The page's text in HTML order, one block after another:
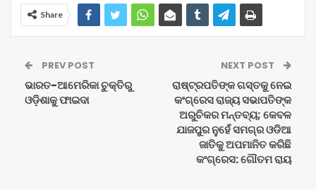
Share
PREV POST
ଭାରତ-ଆମେରିକା ଚୁକ୍ତିରୁ
ଓଡ଼ିଶାକୁ ଫାଇଦା
NEXT POST
ରାଷ୍ଟ୍ରପତିଙ୍କ ଗସ୍ତକୁ ନେଇ
କଂଗ୍ରେସ ରାଜ୍ୟ ସଭାପତିଙ୍କ
ଅରୁଚିକର ମନ୍ତବ୍ୟ; କେବଳ
ଯାଜପୁର ନୁହେଁ ସମଗ୍ର ଓଡିଆ
ଜାତିକୁ ଅପମାନିତ କରିଛି
କଂଗ୍ରେସ: ଗୌତମ ରାୟ